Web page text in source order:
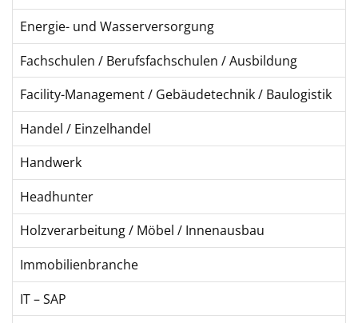
Energie- und Wasserversorgung
Fachschulen / Berufsfachschulen / Ausbildung
Facility-Management / Gebäudetechnik / Baulogistik
Handel / Einzelhandel
Handwerk
Headhunter
Holzverarbeitung / Möbel / Innenausbau
Immobilienbranche
IT – SAP